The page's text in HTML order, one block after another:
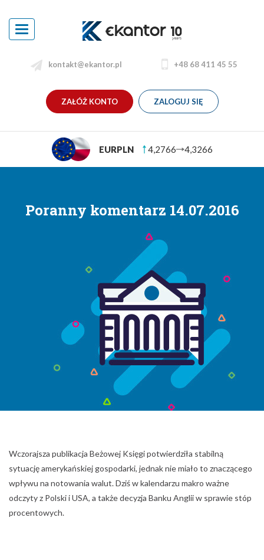
Toggle
navigation
kontakt@ekantor.pl +48 68 411 45 55
ZAŁÓŻ KONTO ZALOGUJ SIĘ
EURPLN 4,2766 4,3266
Poranny komentarz 14.07.2016
Wczorajsza publikacja Beżowej Księgi potwierdziła stabilną
sytuację amerykańskiej gospodarki, jednak nie miało to znaczącego
wpływu na notowania walut. Dziś w kalendarzu makro ważne
odczyty z Polski i USA, a także decyzja Banku Anglii w sprawie stóp
procentowych.